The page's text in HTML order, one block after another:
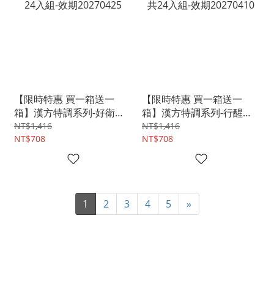
【限時特惠 買一箱送一
箱】漢方特調系列-好衛飲
24入組-效期20270425
NT$1,416
NT$708
【限時特惠 買一箱送一
箱】漢方特調系列-行醒飲
共24入組-效期20270410
NT$1,416
NT$708
1 2 3 4 5 »